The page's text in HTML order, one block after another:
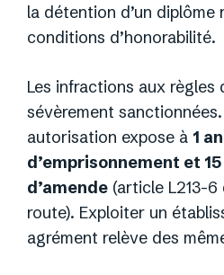
la détention d’un diplôme
conditions d’honorabilité.
Les infractions aux règles
sévèrement
autorisation expose à 1 an
d’emprisonnement et
d’amende (article L213-
route). Exploiter un
agrément relève des